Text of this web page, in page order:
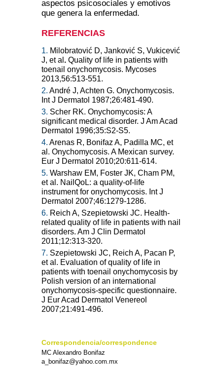
aspectos psicosociales y emotivos
que genera la enfermedad.
REFERENCIAS
1. Milobratović D, Janković S, Vukicević
J, et al . Quality of life in patients with
toenail onychomycosis. Mycoses
2013,56:513-551.
2. André J, Achten G. Onychomycosis.
Int J Dermatol 1987;26:481-490.
3. Scher RK. Onychomycosis: A
significant medical disorder. J Am Acad
Dermatol 1996;35:S2-S5.
4. Arenas R, Bonifaz A, Padilla MC, et
al. Onychomycosis. A Mexican survey.
Eur J Dermatol 2010;20:611-614.
5. Warshaw EM, Foster JK, Cham PM,
et al. NailQoL: a quality-of-life
instrument for onychomycosis. Int J
Dermatol 2007;46:1279-1286.
6. Reich A, Szepietowski JC. Health-
related quality of life in patients with nail
disorders. Am J Clin Dermatol
2011;12:313-320.
7. Szepietowski JC, Reich A, Pacan P,
et al. Evaluation of quality of life in
patients with toenail onychomycosis by
Polish version of an international
onychomycosis-specific questionnaire.
J Eur Acad Dermatol Venereol
2007;21:491-496.
Correspondencia/correspondence
MC Alexandro Bonifaz
a_bonifaz@yahoo.com.mx